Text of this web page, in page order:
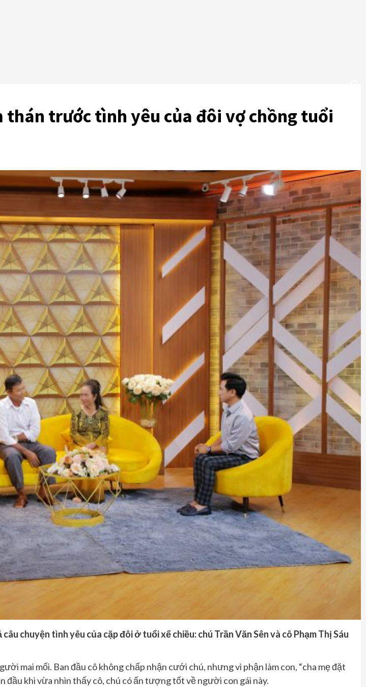
thán trước tình yêu của đôi vợ chồng tuổi
chuyện tình yêu của cặp đôi ở tuổi xế chiều:chú Trần Văn Sên và cô Phạm Thị Sáu
mai mối. Ban đầu côkhông chấp nhận cưới chú, nhưng vì phận làm con, “cha mẹ đặt
đầu khi vừa nhìnthấy cô, chú có ấn tượng tốt về người con gái này.